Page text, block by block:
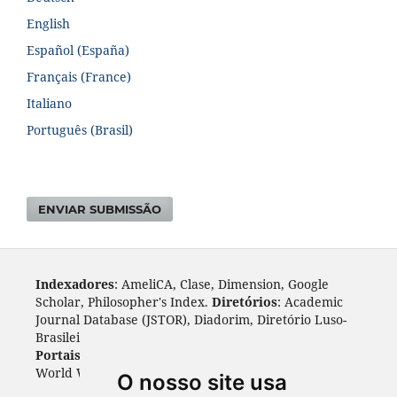
O nosso site usa
English
Español (España)
Français (France)
Italiano
Português (Brasil)
ENVIAR SUBMISSÃO
Indexadores: AmeliCA, Clase, Dimension, Google
Scholar, Philosopher's Index. Diretórios: Academic
Journal Database (JSTOR), Diadorim, Diretório Luso-
Brasileiro, DOAJ, Journal 4 free, ROAD, Socol@ar.
Portais
World Wide Science.
: Cite Factor, OAJI.